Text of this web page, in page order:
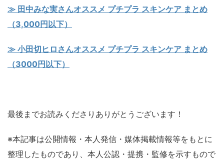
≫ 田中みな実さんオススメ プチプラ スキンケア まとめ
（3,000円以下）
≫ 小田切ヒロさんオススメ プチプラ スキンケア まとめ
（3000円以下）
最後までお読みくださりありがとうございます！
※本記事は公開情報・本人発信・媒体掲載情報等をもとに
整理したものであり、本人公認・提携・監修を示すもので